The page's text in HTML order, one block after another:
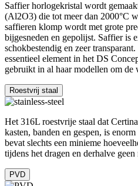
Saffier horlogekristal wordt
(Al2O3) die tot meer dan 2000°C
saffieren klomp wordt met grote
bijgesneden en gepolijst. Saffier is
schokbestendig en zeer
essentieel element in het DS
gebruikt in al haar modellen om de
Roestvrij staal
Het 316L roestvrije staal dat
kasten, banden en gespen, is
bevat slechts een minieme
tijdens het dragen en derhalve
PVD